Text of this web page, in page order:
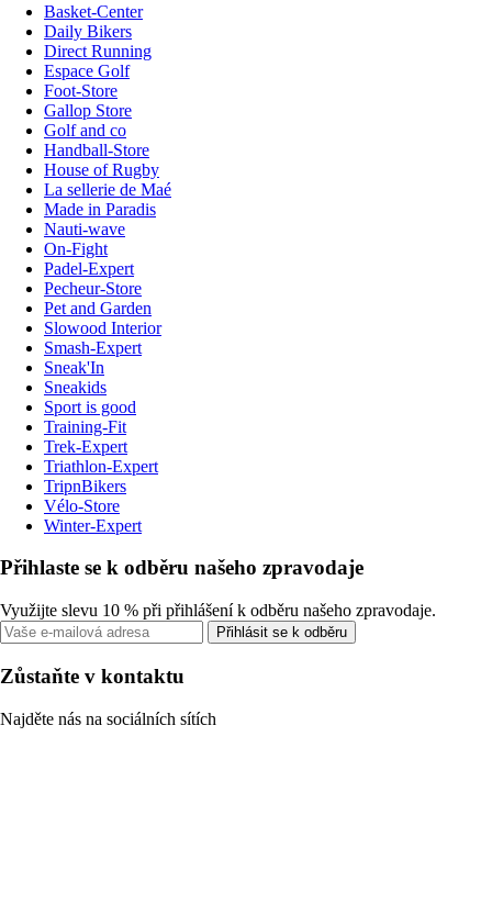
Basket-Center
Daily Bikers
Direct Running
Espace Golf
Foot-Store
Gallop Store
Golf and co
Handball-Store
House of Rugby
La sellerie de Maé
Made in Paradis
Nauti-wave
On-Fight
Padel-Expert
Pecheur-Store
Pet and Garden
Slowood Interior
Smash-Expert
Sneak'In
Sneakids
Sport is good
Training-Fit
Trek-Expert
Triathlon-Expert
TripnBikers
Vélo-Store
Winter-Expert
Přihlaste se k odběru našeho zpravodaje
Využijte slevu 10 % při přihlášení k odběru našeho zpravodaje.
Přihlásit se k odběru
Zůstaňte v kontaktu
Najděte nás na sociálních sítích